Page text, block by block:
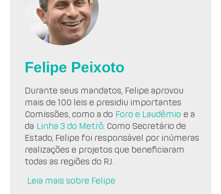
Felipe Peixoto
Durante seus mandatos, Felipe aprovou
mais de 100 leis e presidiu importantes
Comissões, como a do Foro e Laudêmio e a
da Linha 3 do Metrô . Como Secretário de
Estado, Felipe foi responsável por inúmeras
realizações e projetos que beneficiaram
todas as regiões do RJ.
Leia mais sobre Felipe